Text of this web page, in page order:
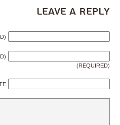
Leave a Reply
(REQUIRED)